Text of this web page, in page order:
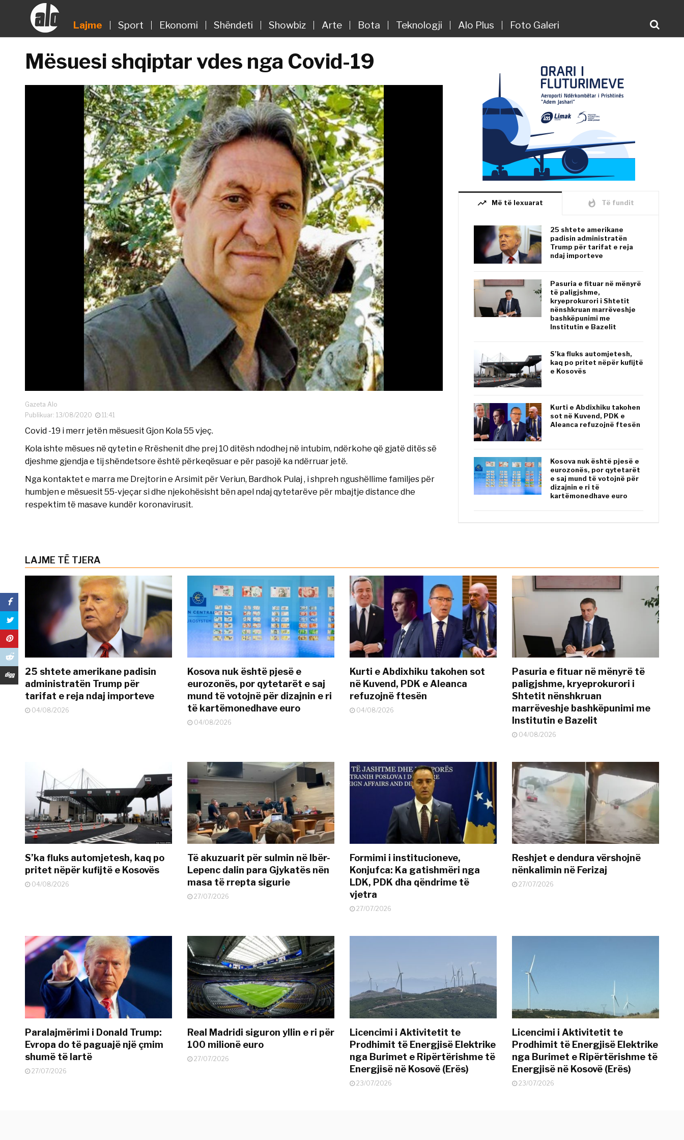
Lajme Sport Ekonomi Shëndeti Showbiz Arte Bota Teknologji Alo Plus Foto Galeri
Mësuesi shqiptar vdes nga Covid-19
Gazeta Alo
Publikuar: 13/08/2020
11:41
Covid -19 i merr jetën mësuesit Gjon Kola 55 vjeç.
Kola ishte mësues në qytetin e Rrëshenit dhe prej 10 ditësh ndodhej në intubim, ndërkohe që gjatë ditës së
djeshme gjendja e tij shëndetsore është përkeqësuar e për pasojë ka ndërruar jetë.
Nga kontaktet e marra me Drejtorin e Arsimit për Veriun, Bardhok Pulaj , i shpreh ngushëllime familjes për
humbjen e mësuesit 55-vjeçar si dhe njekohësisht bën apel ndaj qytetarëve për mbajtje distance dhe
respektim të masave kundër koronavirusit.
trending_up Më të lexuarat whatshot Të fundit
25 shtete amerikane
padisin administratën
Trump për tarifat e reja
ndaj importeve
Pasuria e fituar në mënyrë
të paligjshme,
kryeprokurori i Shtetit
nënshkruan marrëveshje
bashkëpunimi me
Institutin e Bazelit
S’ka fluks automjetesh,
kaq po pritet nëpër kufijtë
e Kosovës
Kurti e Abdixhiku takohen
sot në Kuvend, PDK e
Aleanca refuzojnë ftesën
Kosova nuk është pjesë e
eurozonës, por qytetarët
e saj mund të votojnë për
dizajnin e ri të
kartëmonedhave euro
LAJME TË TJERA
25 shtete amerikane padisin
administratën Trump për
tarifat e reja ndaj importeve
04/08/2026
Kosova nuk është pjesë e
eurozonës, por qytetarët e saj
mund të votojnë për dizajnin e ri
të kartëmonedhave euro
04/08/2026
Kurti e Abdixhiku takohen sot
në Kuvend, PDK e Aleanca
refuzojnë ftesën
04/08/2026
Pasuria e fituar në mënyrë të
paligjshme, kryeprokurori i
Shtetit nënshkruan
marrëveshje bashkëpunimi me
Institutin e Bazelit
04/08/2026
S’ka fluks automjetesh, kaq po
pritet nëpër kufijtë e Kosovës
04/08/2026
Të akuzuarit për sulmin në Ibër-
Lepenc dalin para Gjykatës nën
masa të rrepta sigurie
27/07/2026
Formimi i institucioneve,
Konjufca: Ka gatishmëri nga
LDK, PDK dha qëndrime të
vjetra
27/07/2026
Reshjet e dendura vërshojnë
nënkalimin në Ferizaj
27/07/2026
Paralajmërimi i Donald Trump:
Evropa do të paguajë një çmim
shumë të lartë
27/07/2026
Real Madridi siguron yllin e ri për
100 milionë euro
27/07/2026
Licencimi i Aktivitetit te
Prodhimit të Energjisë Elektrike
nga Burimet e Ripërtërishme të
Energjisë në Kosovë (Erës)
23/07/2026
Licencimi i Aktivitetit te
Prodhimit të Energjisë Elektrike
nga Burimet e Ripërtërishme të
Energjisë në Kosovë (Erës)
23/07/2026